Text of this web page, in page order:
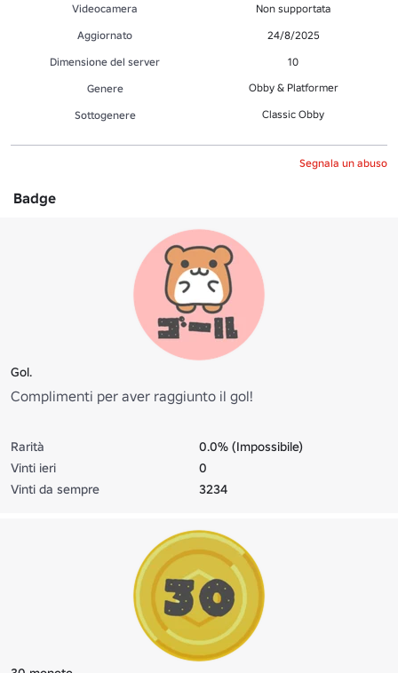
Videocamera
Non supportata
Aggiornato
24/8/2025
Dimensione del server
10
Genere
Obby & Platformer
Sottogenere Classic Obby
Segnala un abuso
Badge
Gol.
Complimenti per aver raggiunto il gol!
Rarità
0.0% (Impossibile)
Vinti ieri
0
Vinti da sempre
3234